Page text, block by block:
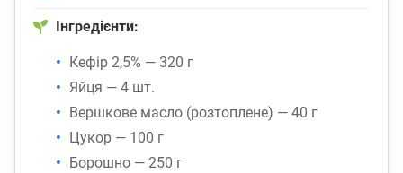
Інгредієнти:
Кефір 2,5% — 320 г
Яйця — 4 шт.
Вершкове масло (розтоплене) — 40 г
Цукор — 100 г
Борошно — 250 г